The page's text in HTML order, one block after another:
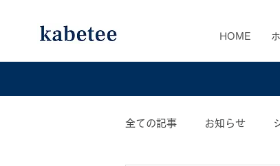
HOME
全ての記事 お知らせ